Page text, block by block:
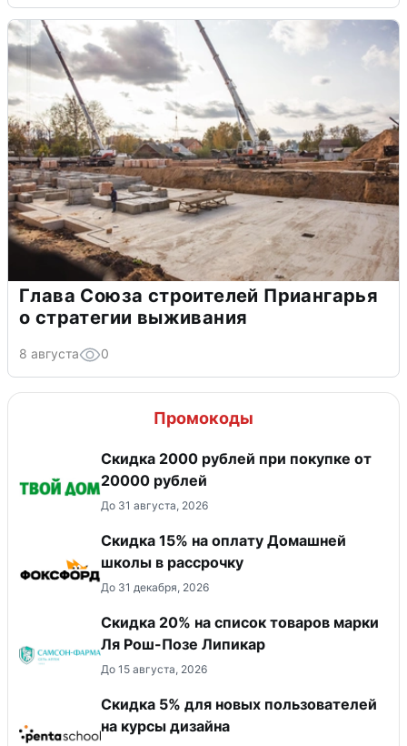
Глава Союза строителей Приангарья
о стратегии выживания
8 августа 0
Промокоды
Скидка 2000 рублей при покупке от
20000 рублей
До 31 августа, 2026
Скидка 15% на оплату Домашней
школы в рассрочку
До 31 декабря, 2026
Скидка 20% на список товаров марки
Ля Рош-Позе Липикар
До 15 августа, 2026
Скидка 5% для новых пользователей
на курсы дизайна